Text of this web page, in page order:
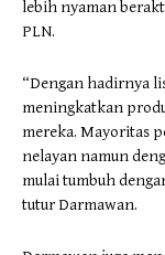
lebih nyaman
PLN.
“Dengan hadirnya
meningkatkan
mereka. Mayoritas
nelayan namun
mulai tumbuh
tutur Darmawan.